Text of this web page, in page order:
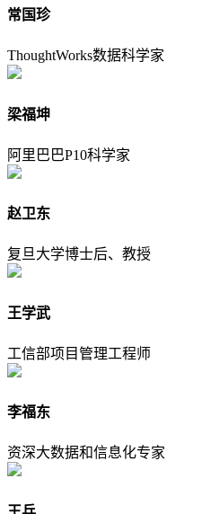
常国珍
ThoughtWorks数据科学家
梁福坤
阿里巴巴P10科学家
赵卫东
复旦大学博士后、教授
王学武
工信部项目管理工程师
李福东
资深大数据和信息化专家